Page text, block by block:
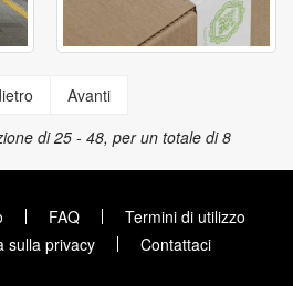
Avanti
di 25 - 48, per un totale di 8
FAQ
Termini di utilizzo
sulla privacy
Contattaci